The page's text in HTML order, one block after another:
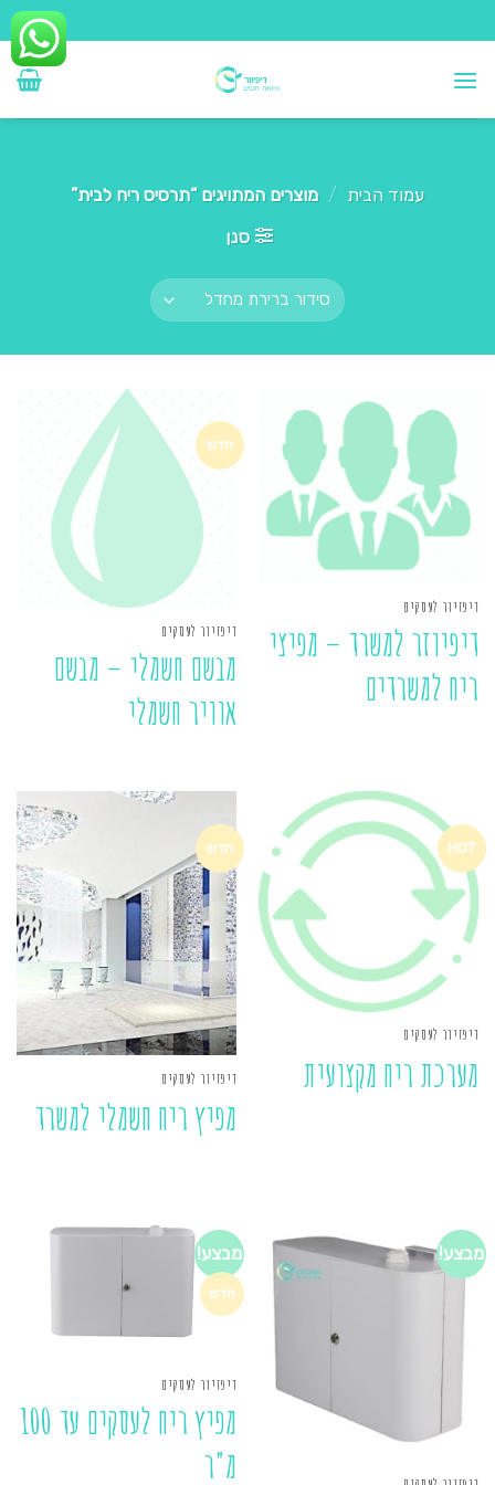
to
content
עמוד הבית / מוצרים המתויגים “תרסיס ריח לבית”
סנן
דיפזיור לעסקים
דיפיוזר למשרד – מפיצי
ריח למשרדים
חדש
דיפזיור לעסקים
מבשם חשמלי – מבשם
אוויר חשמלי
HOT
דיפזיור לעסקים
מערכת ריח מקצועית
חדש
דיפזיור לעסקים
מפיץ ריח חשמלי למשרד
מבצע! מבצע!
חדש
דיפזיור לעסקים
מפיץ ריח לעסקים עד 100
מ"ר